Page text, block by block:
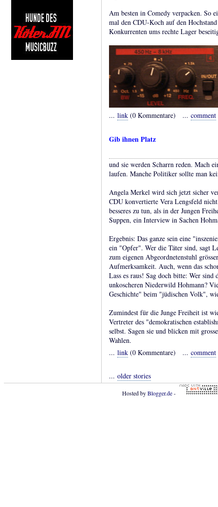
Am besten in Comedy verpacken. So
mal den CDU-Koch auf den
Konkurrenten ums rechte Lager
... link (0 Kommentare) ... comment
Gib ihnen Platz
und sie werden Scharrn reden. Mach
laufen. Manche Politiker sollte man
Angela Merkel wird sich jetzt sicher
CDU konvertierte Vera Lengsfeld
besseres zu tun, als in der Jungen
Suppen, ein Interview in Sachen
Ergebnis: Das ganze sein eine
ein "Opfer". Wer die Täter sind, sagt
zum eigenen Abgeordnetenstuhl
Aufmerksamkeit. Auch, wenn das
Lass es raus! Sag doch bitte: Wer sind
unkoscheren Niederwild Hohmann?
Geschichte" beim "jüdischen Volk",
Zumindest für die Junge Freiheit ist
Vertreter des "demokratischen
selbst. Sagen sie und blicken mit
Wahlen.
... link (0 Kommentare) ... comment
... older stories
Hosted byBlogger.de-